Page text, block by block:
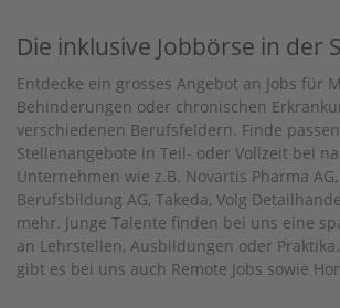
Die inklusive Jobbörse in der
Entdecke ein grosses Angebot an Jobs für
Behinderungen oder chronischen
verschiedenen Berufsfeldern. Finde
Stellenangebote in Teil- oder Vollzeit bei
Unternehmen wie z.B. Novartis Pharma
Berufsbildung AG, Takeda, Volg
mehr. Junge Talente finden bei uns eine
an Lehrstellen, Ausbildungen oder
gibt es bei uns auch Remote Jobs sowie